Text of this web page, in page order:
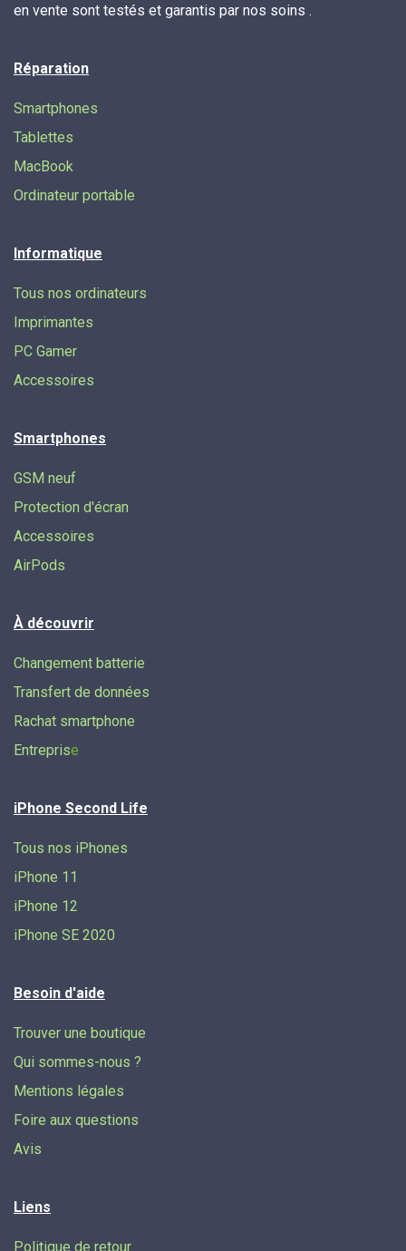
en vente sont testés et garantis par nos soins .
Réparation
Smartphones
Tablettes
MacBook
Ordinateur portable
Informatique
Tous nos ordinateurs
Imprimantes
PC Gamer
Accessoires
Smartphones
GSM neuf
Protection d'écran
Accessoires
AirPods
À découvrir
Changement batterie
Transfert de données​
Rachat smartphone
Entreprise
iPhone Second Life
Tous nos iPhones
iPhone 11
iPhone 12
iPhone SE 2020
Besoin d'aide
Trouver une boutique
Qui sommes-nous ?
Mentions légales
Foire aux questions
Avis
Liens
Politique de retour